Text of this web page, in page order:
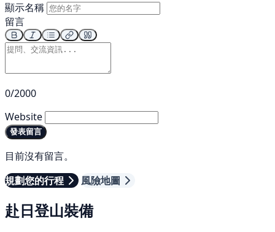
顯示名稱
留言
0/2000
Website
發表留言
目前沒有留言。
規劃您的行程
風險地圖
赴日登山裝備